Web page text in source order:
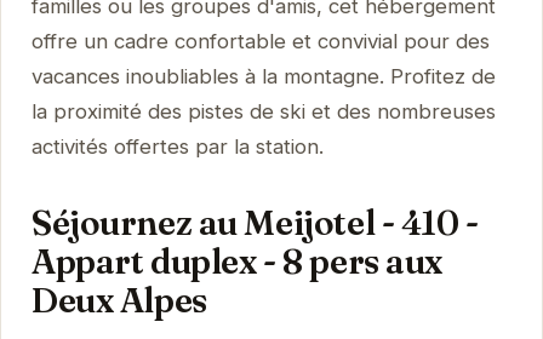
familles ou les groupes d'amis, cet hébergement
offre un cadre confortable et convivial pour des
vacances inoubliables à la montagne. Profitez de
la proximité des pistes de ski et des nombreuses
activités offertes par la station.
Séjournez au Meijotel - 410 -
Appart duplex - 8 pers aux
Deux Alpes